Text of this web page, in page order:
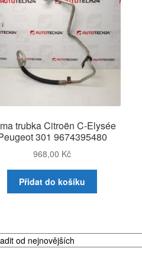
trubka Citroën C-Elysée
301 9674395480
968,00 Kč
Přidat do košíku